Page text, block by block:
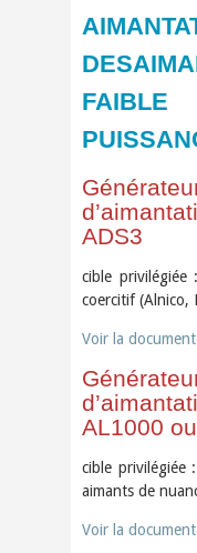
ADS3
cible privilégiée
coercitif (Alnico,
Voir la
AL1000
cible privilégiée
aimants de
Voir la